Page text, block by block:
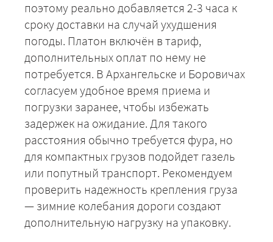
поэтому реально добавляется 2-3 часа к
сроку доставки на случай ухудшения
погоды. Платон включён в тариф,
дополнительных оплат по нему не
потребуется. В Архангельске и Боровичах
согласуем удобное время приема и
погрузки заранее, чтобы избежать
задержек на ожидание. Для такого
расстояния обычно требуется фура, но
для компактных грузов подойдет газель
или попутный транспорт. Рекомендуем
проверить надежность крепления груза
— зимние колебания дороги создают
дополнительную нагрузку на упаковку.
+7 (499) 520-05-23